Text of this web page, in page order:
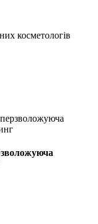
косметологів